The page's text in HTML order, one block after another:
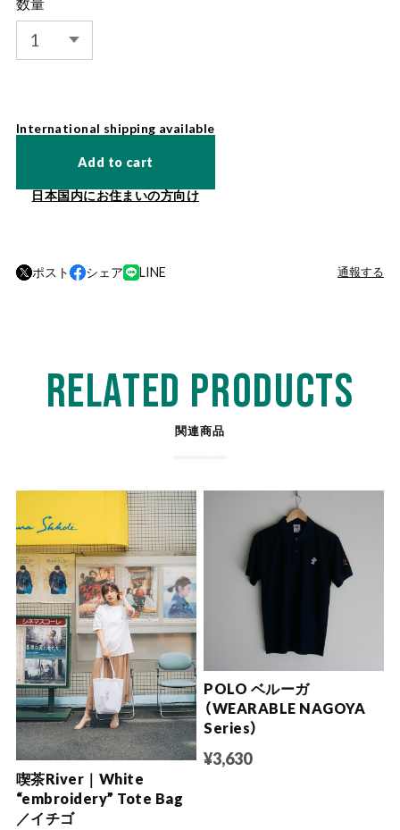
International shipping available
Add to cart
日本国内にお住まいの方向け
ポスト シェア LINE 通報する
RELATED PRODUCTS
関連商品
喫茶River｜White
“embroidery” Tote Bag
／イチゴ
POLO ベルーガ
（WEARABLE NAGOYA
Series）
¥3,630